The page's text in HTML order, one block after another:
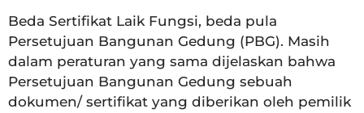
Beda Sertifikat Laik Fungsi, beda pula
Persetujuan Bangunan Gedung (PBG). Masih
dalam peraturan yang sama dijelaskan bahwa
Persetujuan Bangunan Gedung sebuah
dokumen/ sertifikat yang diberikan oleh pemilik